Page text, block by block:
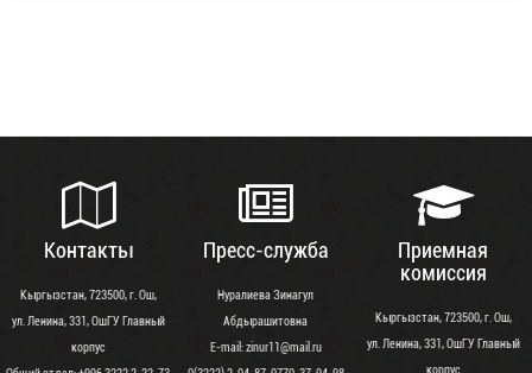
Контакты
Кыргызстан, 723500, г. Ош,
ул. Ленина, 331, ОшГУ Главный
корпус
Пресс-служба
Нуралиева Зинагул
Абдырашитовна
Е-mail: zinur11@mail.ru
Приемная
комиссия
Кыргызстан, 723500, г. Ош,
ул. Ленина, 331, ОшГУ Главный
корпус